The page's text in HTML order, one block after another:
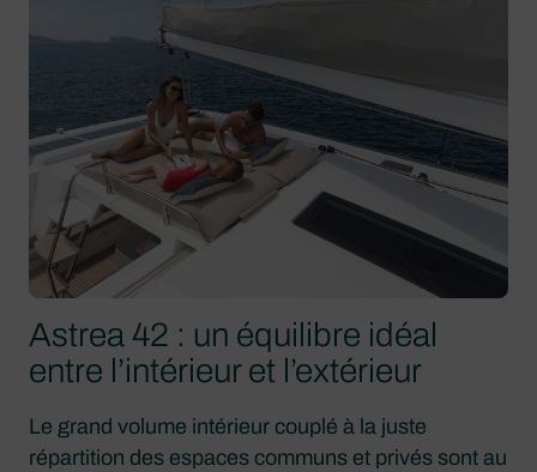
Astrea 42 : un équilibre idéal
entre l’intérieur et l’extérieur
Le grand volume intérieur couplé à la juste
répartition des espaces communs et privés sont au